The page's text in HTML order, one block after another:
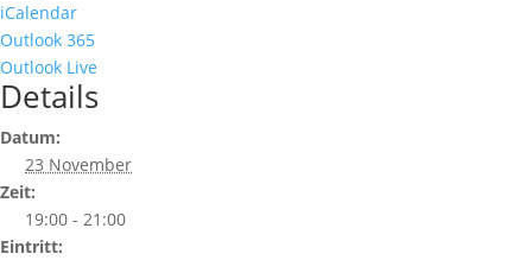
iCalendar
Outlook 365
Outlook Live
Details
Datum:
23 November
Zeit:
19:00 - 21:00
Eintritt: